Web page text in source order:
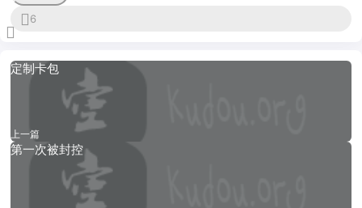
6
定制卡包
上一篇
第一次被封控